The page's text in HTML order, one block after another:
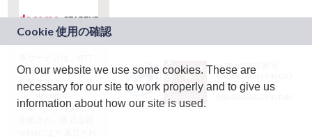
ドコモグループの新
規事業創出プログラ
ム「docomo
STARTUP」を通じて
JASRAC許諾番号：
9024936001Y45037
JASRAC許諾番号：
On our website we use some cookies. These are
necessary for our site to work properly and to give us
information about how our site is used.